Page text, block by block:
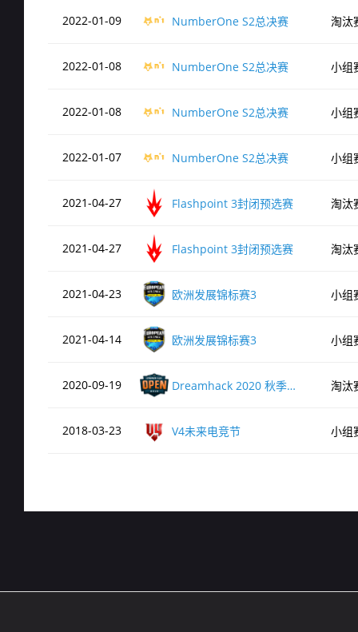
de_nuke
de_ancient
2022-01-09 NumberOne S2总决赛 淘汰
2022-01-08 NumberOne S2总决赛 小组
2022-01-08 NumberOne S2总决赛 小组
2022-01-07 NumberOne S2总决赛 小组
2021-04-27 Flashpoint 3封闭预选赛 淘汰
2021-04-27 Flashpoint 3封闭预选赛 淘汰
2021-04-23 欧洲发展锦标赛3 小组
2021-04-14 欧洲发展锦标赛3 小组
2020-09-19 Dreamhack 2020 秋季公开赛海选赛 淘汰
2018-03-23 V4未来电竞节 小组